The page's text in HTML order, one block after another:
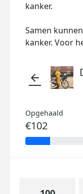
kanker.
Samen
kanker. Voor
arrow_back
Opgehaald
€102